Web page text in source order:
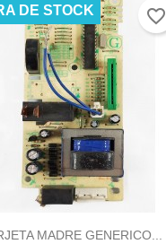
MADRE GENERICO...
DE STOCK favorite_border